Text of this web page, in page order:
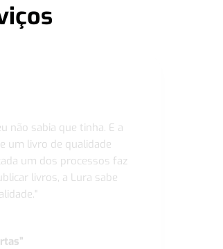
não sabia que tinha. E a
um livro de qualidade
um dos processos faz
livros, a Lura sabe